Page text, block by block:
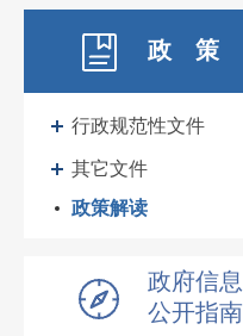
政 策
行政规范性文件
其它文件
政策解读
政府信息
公开指南